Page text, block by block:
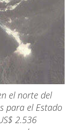
el norte del
para el Estado
2.536